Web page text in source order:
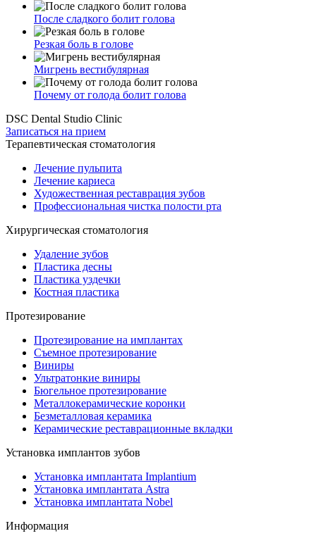
После сладкого болит голова
Резкая боль в голове
Мигрень вестибулярная
Почему от голода болит голова
DSC Dental Studio Clinic
Записаться на прием
Терапевтическая стоматология
Лечение пульпита
Лечение кариеса
Художественная реставрация зубов
Профессиональная чистка полости рта
Хирургическая стоматология
Удаление зубов
Пластика десны
Пластика уздечки
Костная пластика
Протезирование
Протезирование на имплантах
Съемное протезирование
Виниры
Ультратонкие виниры
Бюгельное протезирование
Металлокерамические коронки
Безметалловая керамика
Керамические реставрационные вкладки
Установка имплантов зубов
Установка имплантата Implantium
Установка имплантата Astra
Установка имплантата Nobel
Информация